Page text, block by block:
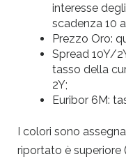
interesse
scadenza 10
Prezzo Oro:
Spread 10Y/
tasso della
2Y;
Euribor 6M:
I colori sono
riportato è superiore